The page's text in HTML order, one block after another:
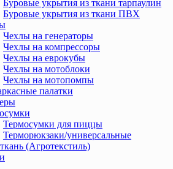
Буровые укрытия из ткани тарпаулин
Буровые укрытия из ткани ПВХ
Чехлы на генераторы
Чехлы на компрессоры
Чехлы на еврокубы
Чехлы на мотоблоки
Чехлы на мотопомпы
палатки
Термосумки для пиццы
Терморюкзаки/универсальные
(Агротекстиль)